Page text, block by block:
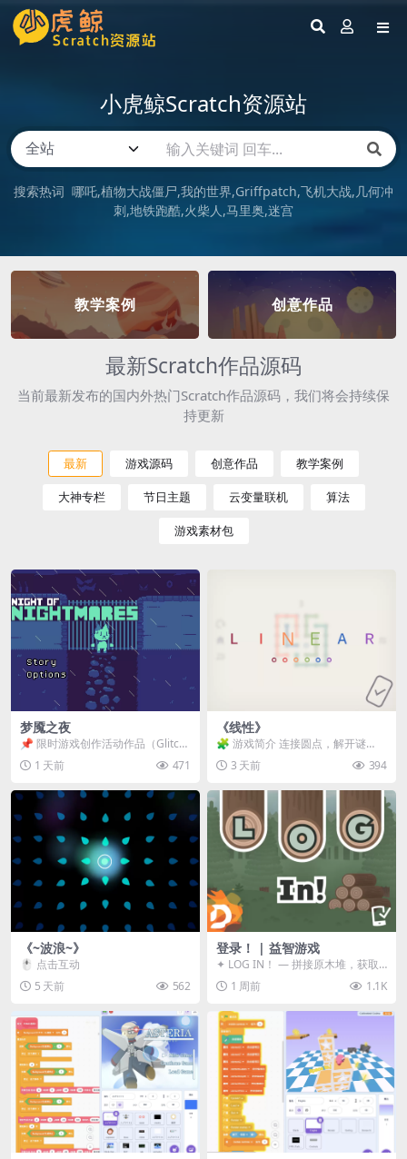
小虎鲸Scratch资源站
搜索热词 哪吒 植物大战僵尸 我的世界 Griffpatch 飞机大战 几何冲
刺 地铁跑酷 火柴人 马里奥 迷宫
教学案例 创意作品
最新Scratch作品源码
当前最新发布的国内外热门Scratch作品源码，我们将会持续保
持更新
最新 游戏源码 创意作品 教学案例
大神专栏 节日主题 云变量联机 算法
游戏素材包
梦魇之夜
📌 限时游戏创作活动作品（Glitch
Game Jam） 📖 故事背景 怪物四...
1 天前 471
《线性》
🧩 游戏简介 连接圆点，解开谜
题。 ⚠️ 重要提示 所有关卡均可通
关，请确保使用...
3 天前 394
《~波浪~》
🖱️ 点击互动
5 天前
562
登录！ | 益智游戏
✦ LOG IN！ — 拼接原木堆，获取
分数！ ᑕ☲◎ ᑕ☲◎ ᑕ☲◎ ᑕ☲◎ ...
1 周前 1.1K